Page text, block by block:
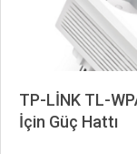
TP-LİNK TL-
İçin Güç Hattı